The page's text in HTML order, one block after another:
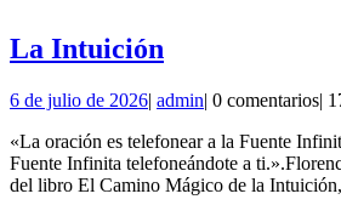
La Intuición
6 de julio de 20266
julio
de
2026
| adminadmin
| 0 comentarios|
«La oración es telefonear a la Fuente
Fuente Infinita telefoneándote a
del libro El Camino Mágico de la